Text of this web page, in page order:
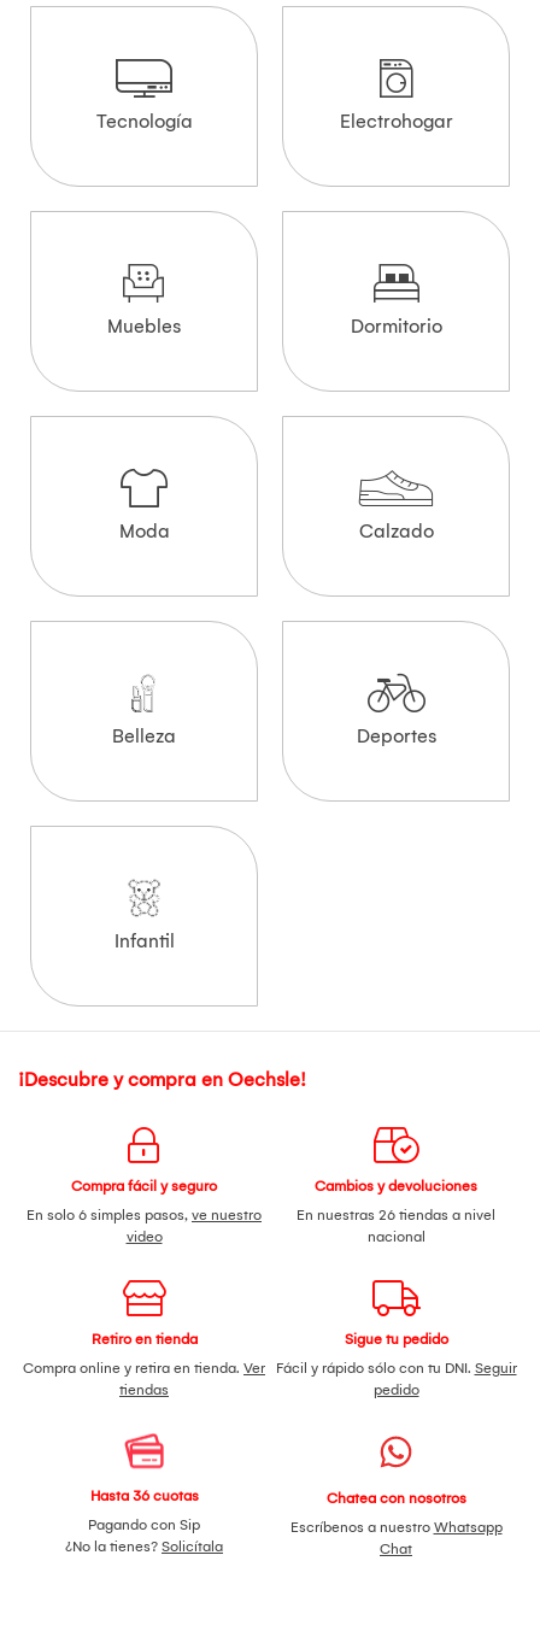
Tecnología Electrohogar
Muebles Dormitorio
Moda Calzado
Belleza Deportes
Infantil
¡Descubre y compra en Oechsle!
Compra fácil y seguro
En solo 6 simples pasos, ve nuestro
video
Cambios y devoluciones
En nuestras 26 tiendas a nivel
nacional
Retiro en tienda
Compra online y retira en tienda. Ver
tiendas
Sigue tu pedido
Fácil y rápido sólo con tu DNI. Seguir
pedido
Hasta 36 cuotas
Pagando con Sip
¿No la tienes? Solicítala
Chatea con nosotros
Escríbenos a nuestro Whatsapp
Chat